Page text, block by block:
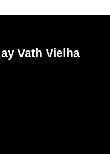
Vath Vielha